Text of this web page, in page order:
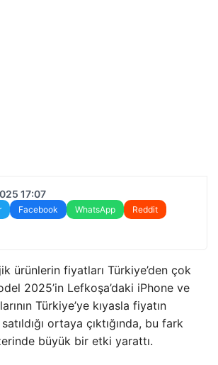
17:07
Facebook WhatsApp
Reddit
ürünlerin fiyatları Türkiye’den çok
2025’in Lefkoşa’daki iPhone ve
Türkiye’ye kıyasla fiyatın
ortaya çıktığında, bu fark
büyük bir etki yarattı.